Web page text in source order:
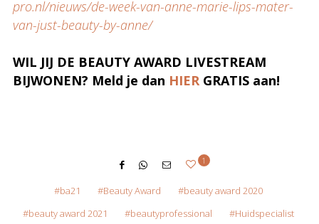
pro.nl/nieuws/de-week-van-anne-marie-lips-mater-
van-just-beauty-by-anne/
WIL JIJ DE BEAUTY AWARD LIVESTREAM
BIJWONEN? Meld je dan HIER GRATIS aan!
1
ba21 Beauty Award
beauty award 2020
beauty award 2021
beautyprofessional
Huidspecialist